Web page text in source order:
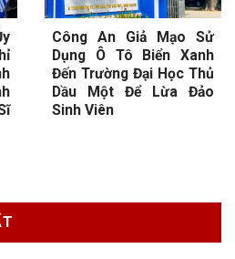
Công An Giả Mạo Sử
Dụng Ô Tô Biển Xanh
Đến Trường Đại Học Thủ
Dầu Một Để Lừa Đảo
Sinh Viên